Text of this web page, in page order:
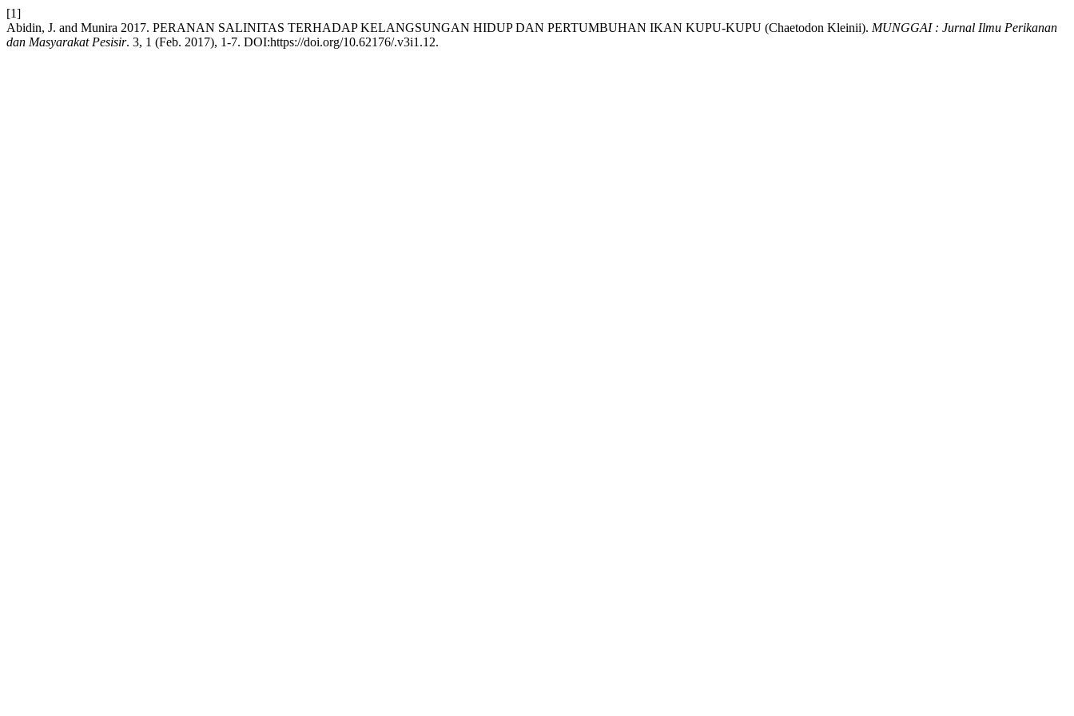
[1]
Abidin, J. and Munira 2017. PERANAN SALINITAS TERHADAP KELANGSUNGAN HIDUP DAN PERTUMBUHAN IKAN KUPU-KUPU (Chaetodon Kleinii). MUNGGAI : Jurnal Ilmu Perikanan
dan Masyarakat Pesisir. 3, 1 (Feb. 2017), 1-7. DOI:https://doi.org/10.62176/.v3i1.12.